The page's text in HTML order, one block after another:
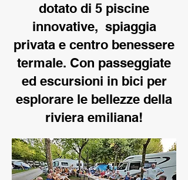
dotato di 5 piscine
innovative, spiaggia
privata e centro benessere
termale. Con passeggiate
ed escursioni in bici per
esplorare le bellezze della
riviera emiliana!